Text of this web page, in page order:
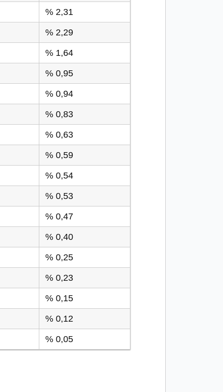
% 2,31
% 2,29
% 1,64
% 0,95
% 0,94
% 0,83
% 0,63
% 0,59
% 0,54
% 0,53
% 0,47
% 0,40
% 0,25
% 0,23
% 0,15
% 0,12
% 0,05